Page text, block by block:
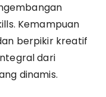
Kemampuan
berpikir kreatif
dari
dinamis.